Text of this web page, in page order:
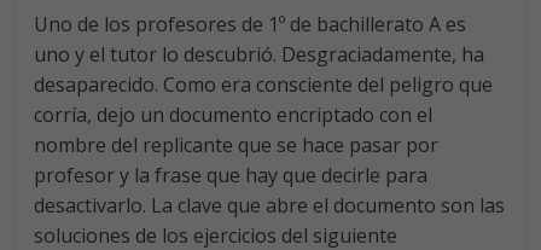
Uno de los profesores de 1º de bachillerato A es
uno y el tutor lo descubrió. Desgraciadamente, ha
desaparecido. Como era consciente del peligro que
corría, dejo un documento encriptado con el
nombre del replicante que se hace pasar por
profesor y la frase que hay que decirle para
desactivarlo. La clave que abre el documento son las
soluciones de los ejercicios del siguiente